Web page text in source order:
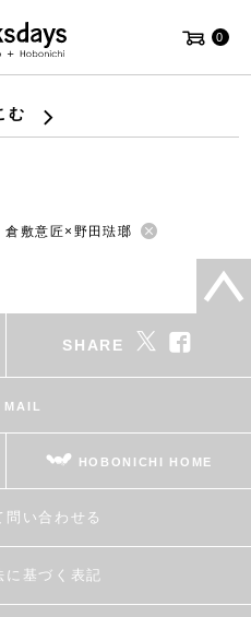
0
む
倉敷意匠×野田琺瑯
SHARE
MAIL
HOBONICHI HOME
問い合わせる
に基づく表記